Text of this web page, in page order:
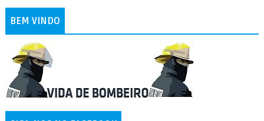
BEM VINDO